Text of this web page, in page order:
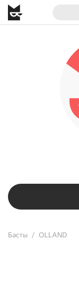
Басты OLLAND